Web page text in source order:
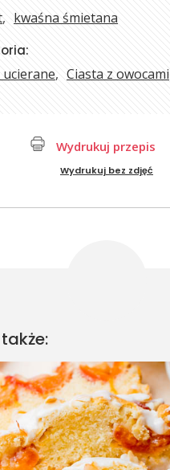
kwaśna śmietana
ucierane Ciasta z owocami
Wydrukuj przepis
Wydrukuj bez zdjęć